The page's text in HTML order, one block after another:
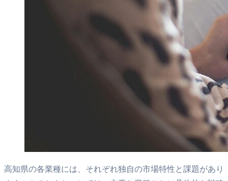
高知県の各業種には、それぞれ独自の市場特性と課題があり